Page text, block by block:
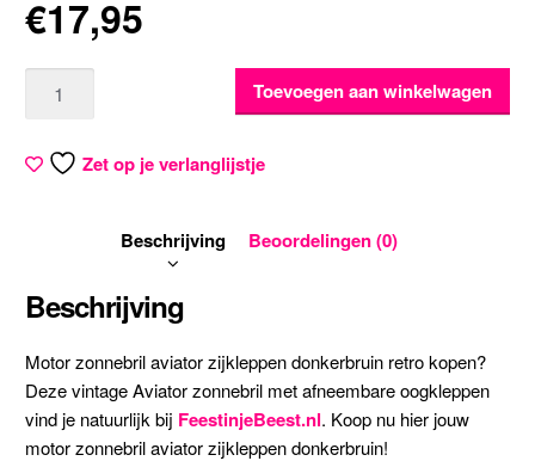
€17,95
Toevoegen aan winkelwagen
Zet op je verlanglijstje
Beschrijving Beoordelingen (0)
Beschrijving
Motor zonnebril aviator zijkleppen donkerbruin retro kopen?
Deze vintage Aviator zonnebril met afneembare oogkleppen
vind je natuurlijk bij FeestinjeBeest.nl. Koop nu hier jouw
motor zonnebril aviator zijkleppen donkerbruin!